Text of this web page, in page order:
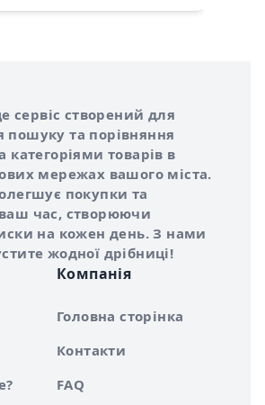
сервіс створений для
пошуку та порівняння
категоріями товарів в
мережах вашого міста.
покупки та
час, створюючи
на кожен день. З нами
жодної дрібниці!
Компанія
Головна сторінка
Контакти
FAQ